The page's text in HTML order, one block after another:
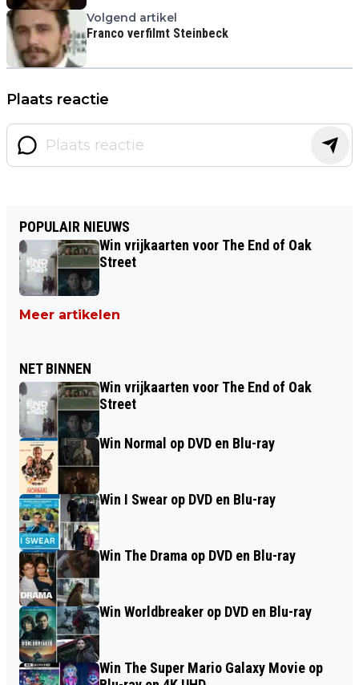
Volgend artikel
Franco verfilmt Steinbeck
Plaats reactie
POPULAIR NIEUWS
Win vrijkaarten voor The End of Oak
Street
Meer artikelen
NET BINNEN
Win vrijkaarten voor The End of Oak
Street
Win Normal op DVD en Blu-ray
Win I Swear op DVD en Blu-ray
Win The Drama op DVD en Blu-ray
Win Worldbreaker op DVD en Blu-ray
Win The Super Mario Galaxy Movie op